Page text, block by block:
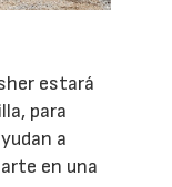
estará
para
a
en una